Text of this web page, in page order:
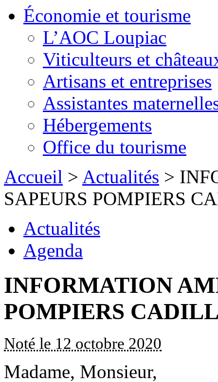
Économie et tourisme
L’AOC Loupiac
Viticulteurs et
Artisans et entreprises
Assistantes
Hébergements
Office du tourisme
Accueil > Actualités >
SAPEURS POMPIERS
Actualités
Agenda
INFORMATION
POMPIERS
Noté le 12 octobre 2020
Madame, Monsieur,